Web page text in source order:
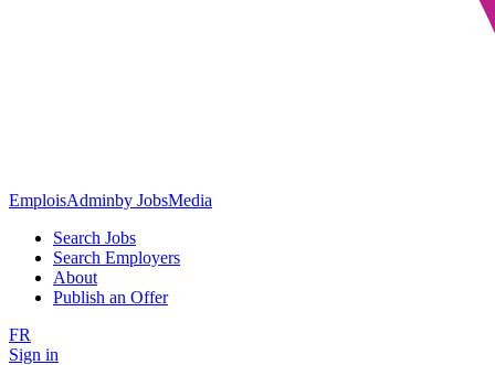
EmploisAdminby JobsMedia
Search Jobs
Search Employers
About
Publish an Offer
FR
Sign in